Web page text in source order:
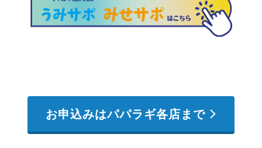
お申込みはパパラギ各店まで